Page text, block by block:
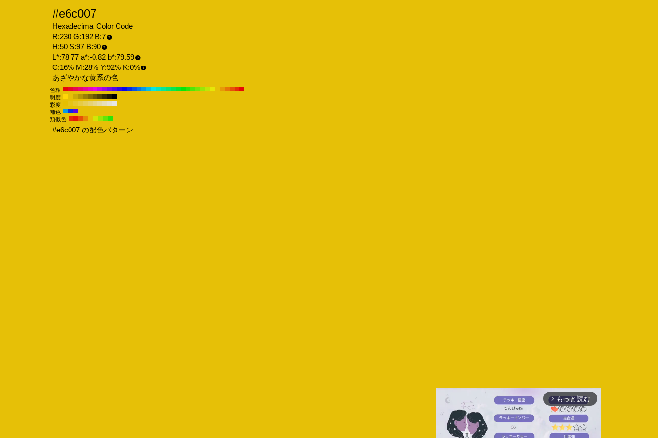
#e6c007
Hexadecimal Color Code
R:230 G:192 B:7
H:50 S:97 B:90
L*:78.77 a*:-0.82 b*:79.59
C:16% M:28% Y:92% K:0%
あざやかな黄系の色
色相
明度
彩度
補色
類似色
#e6c007 の配色パターン
arrow_forward_ios もっと読む